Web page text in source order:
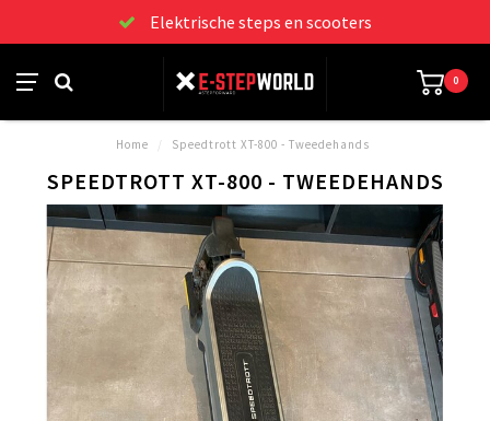
Elektrische steps en scooters
0
Home Speedtrott XT-800 - Tweedehands
SPEEDTROTT XT-800 - TWEEDEHANDS